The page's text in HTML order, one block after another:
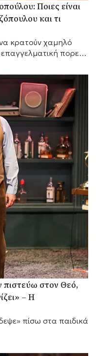
Ποιες είναι
και τι
κρατούν χαμηλό
πορεία,
πιστεύω στον Θεό,
– Η
πίσω στα παιδικά